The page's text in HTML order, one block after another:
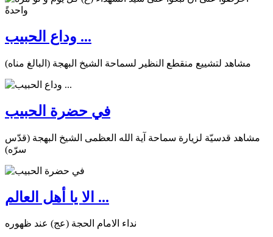
وداع الحبيب ...
مشاهد لتشييع منقطع النظير لسماحة الشيخ البهجة (البالغ مناه)
في حضرة الحبيب
مشاهد قدسيّة لزيارة سماحة آية الله العظمى الشيخ البهجة (قدّس
سرّه)
الا يا أهل العالم ...
نداء الامام الحجة (عج) عند ظهوره